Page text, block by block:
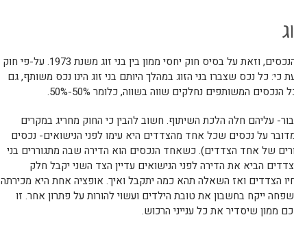
החוק הישראלי מתייחס גם לאופן חלוקת הנכסים, וזאת על בסיס חוק יחסי ממון בין בני זוג משנת 1973. על-פי חוק
כי: כל נכס שצברו בני הזוג במהלך היותם בני זוג הינו נכס משותף, גם
המשותפים נחלקים שווה בשווה, כלומר 50%-50%.
עליהם חלה הלכת השיתוף. חשוב להבין כי החוק מחריג במקרים
על נכסים שכל אחד מהצדדים היא עימו לפני הנישואים- נכסים
של אחד הצדדים). כשאחד הנכסים הוא הדירה שבה מתגוררים בני
הביא את הדירה לפני הנישואים עדיין הצד השני יקבל חלק
הצדדים ואז השאלה תהא כמה יתקבל ואיך. אופציה אחת היא מכירתה
ייקח בחשבון את טובת הילדים ועשוי להורות על פתרון אחר. זו
ממון שיסדיר את כל ענייני הרכוש.